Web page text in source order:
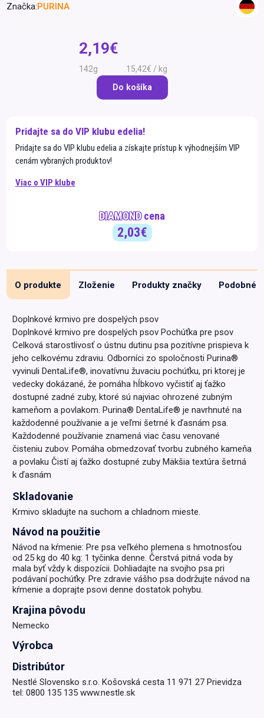
Drogéria a kozmetika
Domácnosť a kancelária
Lekáreň
Značka:PURINA
2,19€
142g 15,42€ / kg
Do košíka
Pridajte sa do VIP klubu edelia!
Pridajte sa do VIP klubu edelia a získajte prístup k výhodnejším VIP
cenám vybraných produktov!
Viac o VIP klube
DIAMONDcena
2,03€
O produkte Zloženie Produkty značky Podobné
Doplnkové krmivo pre dospelých psov
Doplnkové krmivo pre dospelých psov Pochúťka pre psov
Celková starostlivosť o ústnu dutinu psa pozitívne prispieva k
jeho celkovému zdraviu. Odborníci zo spoločnosti Purina®
vyvinuli DentaLife®, inovatívnu žuvaciu pochúťku, pri ktorej je
vedecky dokázané, že pomáha hĺbkovo vyčistiť aj ťažko
dostupné zadné zuby, ktoré sú najviac ohrozené zubným
kameňom a povlakom. Purina® DentaLife® je navrhnuté na
každodenné používanie a je veľmi šetrné k ďasnám psa.
Každodenné používanie znamená viac času venované
čisteniu zubov. Pomáha obmedzovať tvorbu zubného kameňa
a povlaku Čistí aj ťažko dostupné zuby Mäkšia textúra šetrná
k ďasnám
Skladovanie
Krmivo skladujte na suchom a chladnom mieste.
Návod na použitie
Návod na kŕmenie: Pre psa veľkého plemena s hmotnosťou
od 25 kg do 40 kg: 1 tyčinka denne. Čerstvá pitná voda by
mala byť vždy k dispozícii. Dohliadajte na svojho psa pri
podávaní pochúťky. Pre zdravie vášho psa dodržujte návod na
kŕmenie a doprajte psovi denne dostatok pohybu.
Krajina pôvodu
Nemecko
Výrobca
Distribútor
Nestlé Slovensko s.r.o. Košovská cesta 11 971 27 Prievidza
tel: 0800 135 135 www.nestle.sk